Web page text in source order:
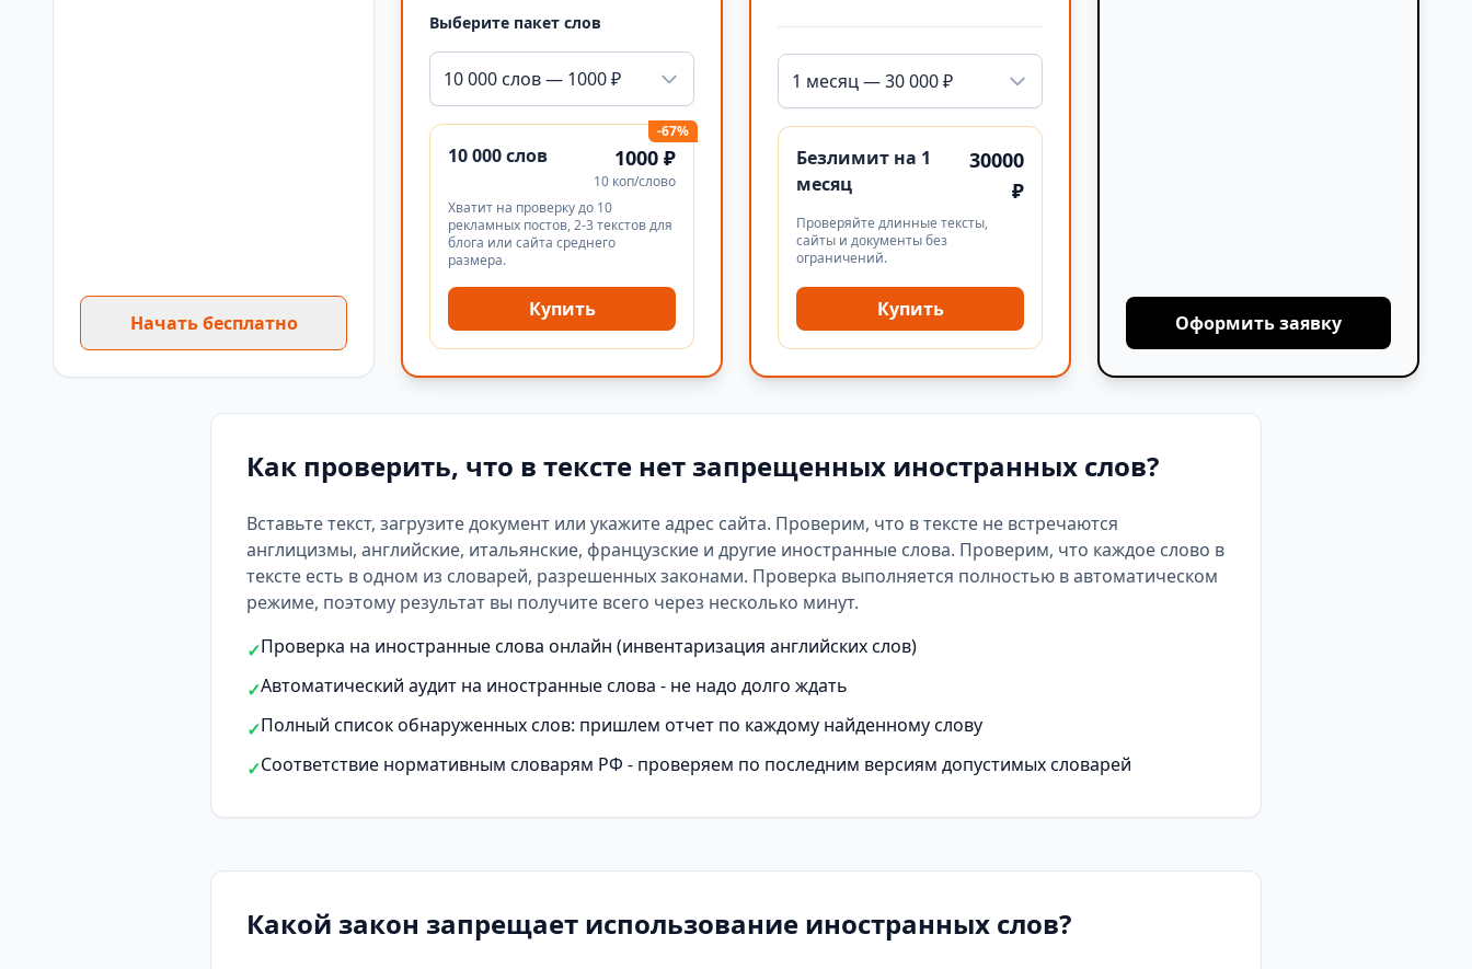
Начать бесплатно
Выберите пакет слов
10 000 слов — 1000 ₽
-67%
10 000 слов 1000 ₽
10 коп/слово
Хватит на проверку до 10
рекламных постов, 2-3 текстов для
блога или сайта среднего
размера.
Купить
1 месяц — 30 000 ₽
Безлимит на 1
месяц
30000
₽
Проверяйте длинные тексты,
сайты и документы без
ограничений.
Купить
Оформить заявку
Как проверить, что в тексте нет запрещенных иностранных слов?
Вставьте текст, загрузите документ или укажите адрес сайта. Проверим, что в тексте не встречаются
англицизмы, английские, итальянские, французские и другие иностранные слова. Проверим, что каждое слово в
тексте есть в одном из словарей, разрешенных законами. Проверка выполняется полностью в автоматическом
режиме, поэтому результат вы получите всего через несколько минут.
✓Проверка на иностранные слова онлайн (инвентаризация английских слов)
✓Автоматический аудит на иностранные слова - не надо долго ждать
✓Полный список обнаруженных слов: пришлем отчет по каждому найденному слову
✓Соответствие нормативным словарям РФ - проверяем по последним версиям допустимых словарей
Какой закон запрещает использование иностранных слов?